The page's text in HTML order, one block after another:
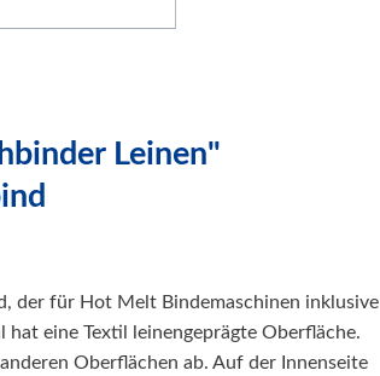
Leinen"
der für Hot Melt Bindemaschinen inklusive
eine Textil leinengeprägte Oberfläche.
Oberflächen ab. Auf der Innenseite